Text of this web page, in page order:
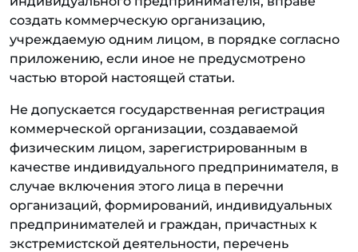
создать коммерческую организацию,
учреждаемую одним лицом, в порядке согласно
приложению, если иное не предусмотрено
частью второй настоящей статьи.
Не допускается государственная регистрация
коммерческой организации, создаваемой
физическим лицом, зарегистрированным в
качестве индивидуального предпринимателя, в
случае включения этого лица в перечни
организаций, формирований, индивидуальных
предпринимателей и граждан, причастных к
экстремистской деятельности, перечень